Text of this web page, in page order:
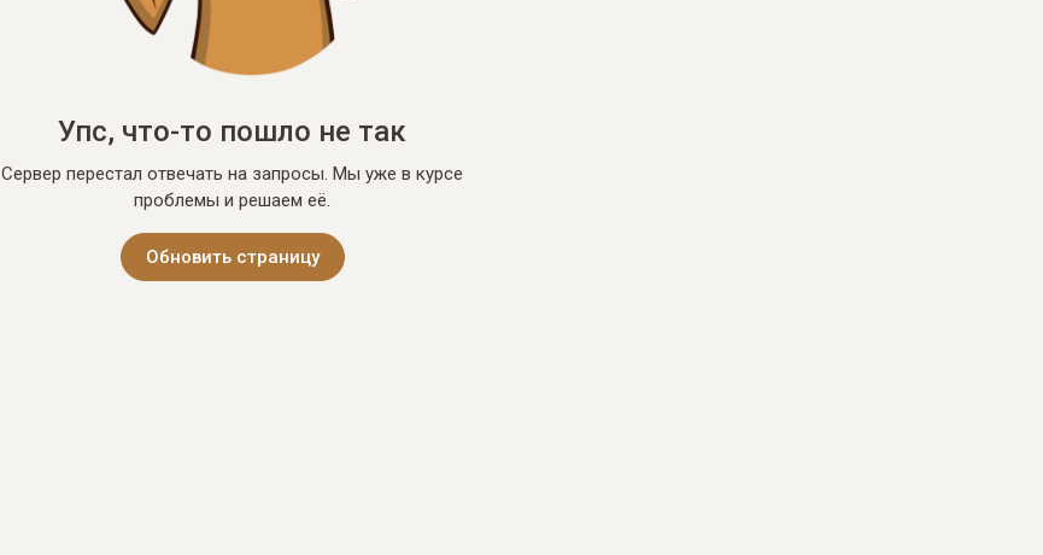
Упс, что-то пошло не так
Сервер перестал отвечать на запросы. Мы уже в курсе
проблемы и решаем её.
Обновить страницу